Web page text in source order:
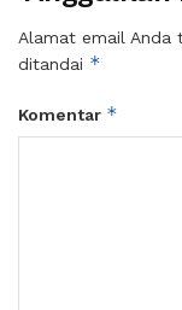
Alamat email Anda
ditandai *
Komentar *